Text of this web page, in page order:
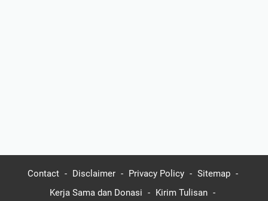
Contact Disclaimer Privacy Policy
Sitemap
Kerja Sama dan Donasi
Kirim Tulisan